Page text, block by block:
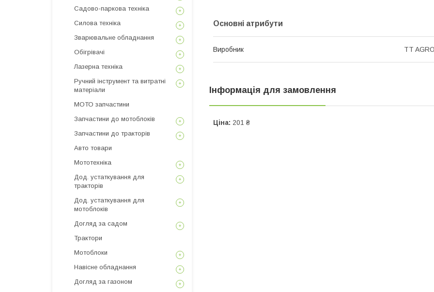
Основні атрибути
Виробник TT
Інформація для замовлення
Ціна: 201 ₴
Садово-паркова техніка
Силова техніка
Зварювальне обладнання
Обігрівачі
Лазерна техніка
Ручний інструмент та витратні
матеріали
МОТО запчастини
Запчастини до мотоблоків
Запчастини до тракторів
Авто товари
Мототехніка
Дод. устаткування для
тракторів
Дод. устаткування для
мотоблоків
Догляд за садом
Трактори
Мотоблоки
Навісне обладнання
Догляд за газоном